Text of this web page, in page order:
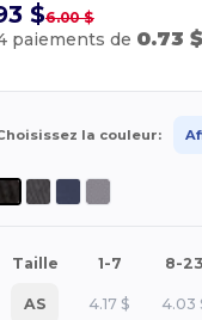
$6.00 $
paiements de 0.73 $
la couleur:
Taille 1-7 8-23
AS 4.17 $ 4.03